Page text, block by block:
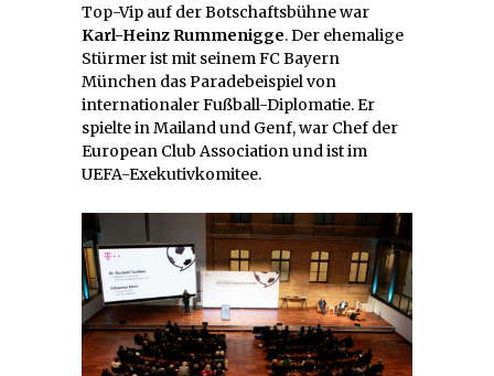
Top-Vip auf der Botschaftsbühne war
Karl-Heinz Rummenigge. Der ehemalige
Stürmer ist mit seinem FC Bayern
München das Paradebeispiel von
internationaler Fußball-Diplomatie. Er
spielte in Mailand und Genf, war Chef der
European Club Association und ist im
UEFA-Exekutivkomitee.